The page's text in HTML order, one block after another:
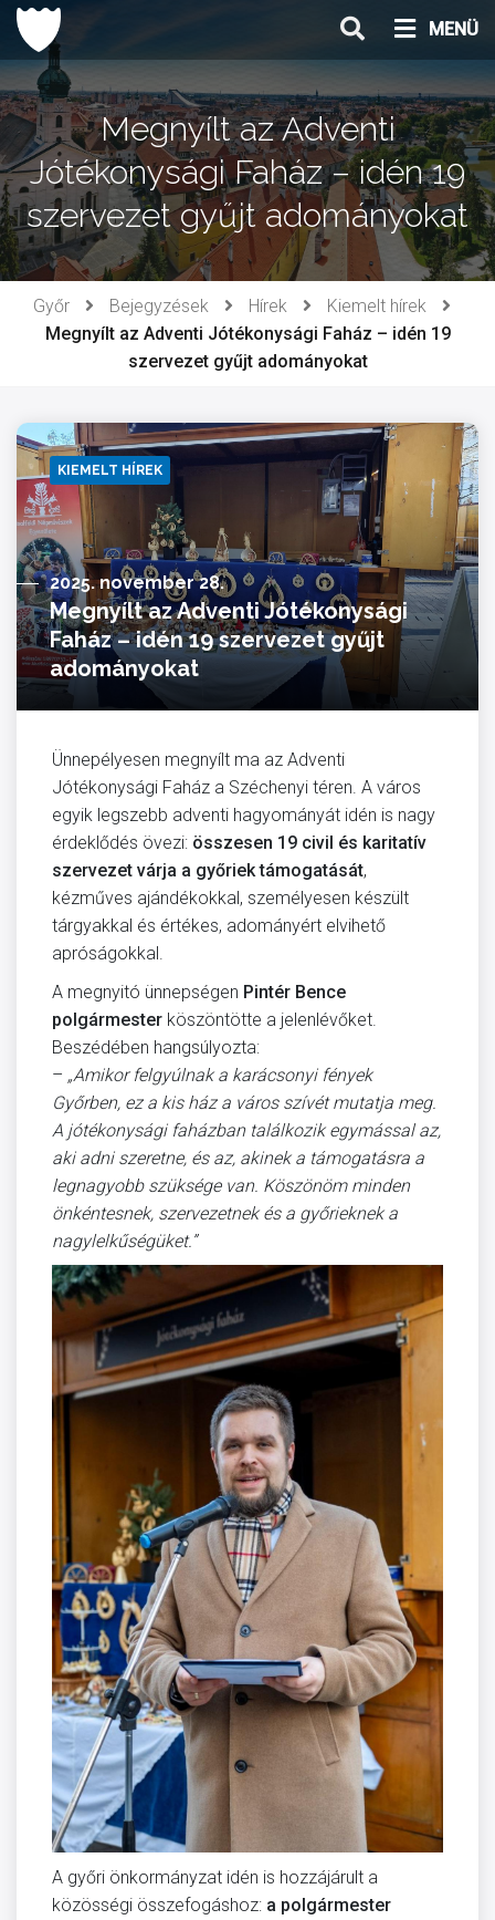
Ugrás
tartalomhoz
MENÜ
Megnyílt az Adventi
Jótékonysági Faház – idén 19
szervezet gyűjt adományokat
Győr Bejegyzések Hírek
Kiemelt hírek
Megnyílt az Adventi Jótékonysági Faház – idén 19
szervezet gyűjt adományokat
KIEMELT HÍREK
2025. november 28.
Megnyílt az Adventi Jótékonysági
Faház – idén 19 szervezet gyűjt
adományokat
Ünnepélyesen megnyílt ma az Adventi
Jótékonysági Faház a Széchenyi téren. A város
egyik legszebb adventi hagyományát idén is nagy
érdeklődés övezi: összesen 19 civil és karitatív
szervezet várja a győriek támogatását,
kézműves ajándékokkal, személyesen készült
tárgyakkal és értékes, adományért elvihető
apróságokkal.
A megnyitó ünnepségen Pintér Bence
polgármester köszöntötte a jelenlévőket.
Beszédében hangsúlyozta:
– „Amikor felgyúlnak a karácsonyi fények
Győrben, ez a kis ház a város szívét mutatja meg.
A jótékonysági faházban találkozik egymással az,
aki adni szeretne, és az, akinek a támogatásra a
legnagyobb szüksége van. Köszönöm minden
önkéntesnek, szervezetnek és a győrieknek a
nagylelkűségüket.”
A győri önkormányzat idén is hozzájárult a
közösségi összefogáshoz: a polgármester